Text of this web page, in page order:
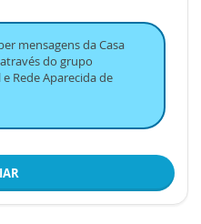
mensagens da Casa
do grupo
Rede Aparecida de